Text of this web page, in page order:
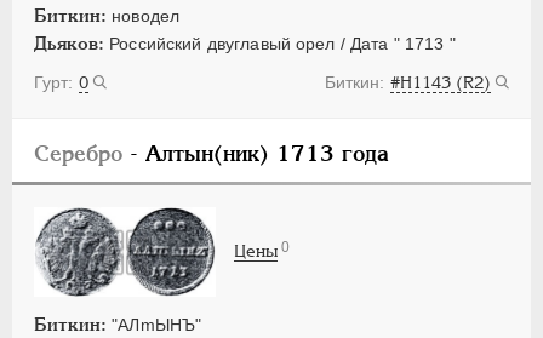
Биткин: новодел
Дьяков: Российский двуглавый орел / Дата " 1713 "
0
#Н1143 (R2)
Серебро - Алтын(ник) 1713 года
Биткин: "АЛmЫНЪ"
Цены 0